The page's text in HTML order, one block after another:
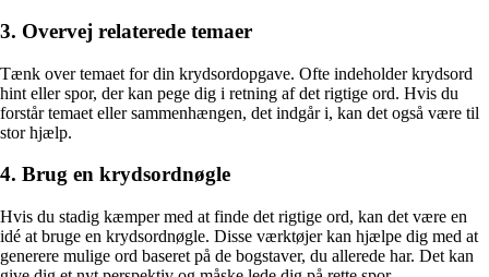
3. Overvej relaterede temaer
Tænk over temaet for din krydsordopgave. Ofte indeholder krydsord
hint eller spor, der kan pege dig i retning af det rigtige ord. Hvis du
forstår temaet eller sammenhængen, det indgår i, kan det også være til
stor hjælp.
4. Brug en krydsordnøgle
Hvis du stadig kæmper med at finde det rigtige ord, kan det være en
idé at bruge en krydsordnøgle. Disse værktøjer kan hjælpe dig med at
generere mulige ord baseret på de bogstaver, du allerede har. Det kan